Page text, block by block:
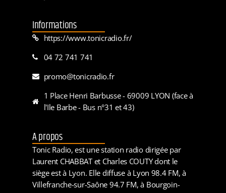
Informations
https://www.tonicradio.fr/
04 72 741 741
promo@tonicradio.fr
1 Place Henri Barbusse - 69009 LYON (face à
l'Ile Barbe - Bus n°31 et 43)
A propos
Tonic Radio, est une station radio dirigée par
Laurent CHABBAT et Charles COUTY dont le
siège est à Lyon. Elle diffuse à Lyon 98.4 FM, à
Villefranche-sur-Saône 94.7 FM, à Bourgoin-